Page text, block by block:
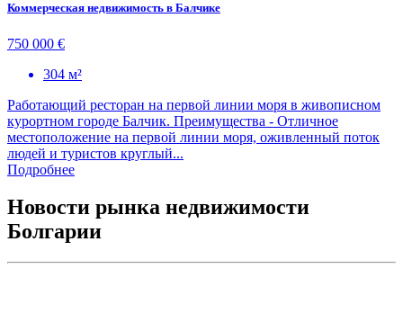
Коммерческая недвижимость в Балчике
750 000 €
304 м²
Работающий ресторан на первой линии моря в живописном
курортном городе Балчик. Преимущества - Отличное
местоположение на первой линии моря, оживленный поток
людей и туристов круглый...
Подробнее
Новости рынка недвижимости
Болгарии